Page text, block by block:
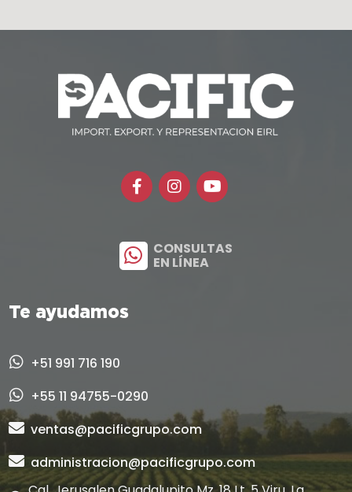
CONSULTAS
EN LÍNEA
Te ayudamos
+51 991 716 190
+55 11 94755-0290
ventas@pacificgrupo.com
administracion@pacificgrupo.com